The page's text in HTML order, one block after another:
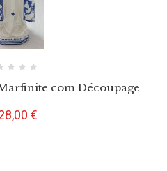
com Découpage
€